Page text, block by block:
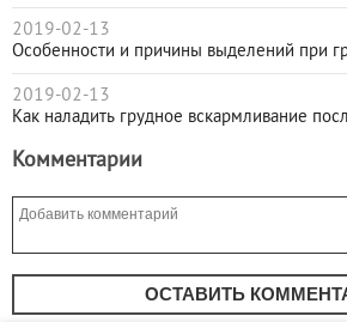
2019-02-13
Особенности и причины выделений при
2019-02-13
Как наладить грудное вскармливание
Комментарии
ОСТАВИТЬ